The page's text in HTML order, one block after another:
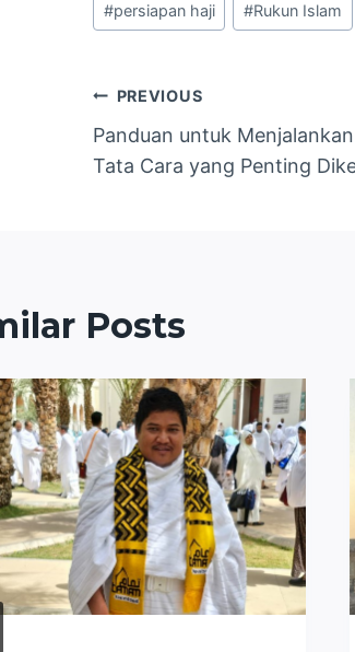
#persiapan haji #Rukun Islam
Navigasi
pos
PREVIOUS
Panduan untuk
Tata Cara yang Penting
Posts